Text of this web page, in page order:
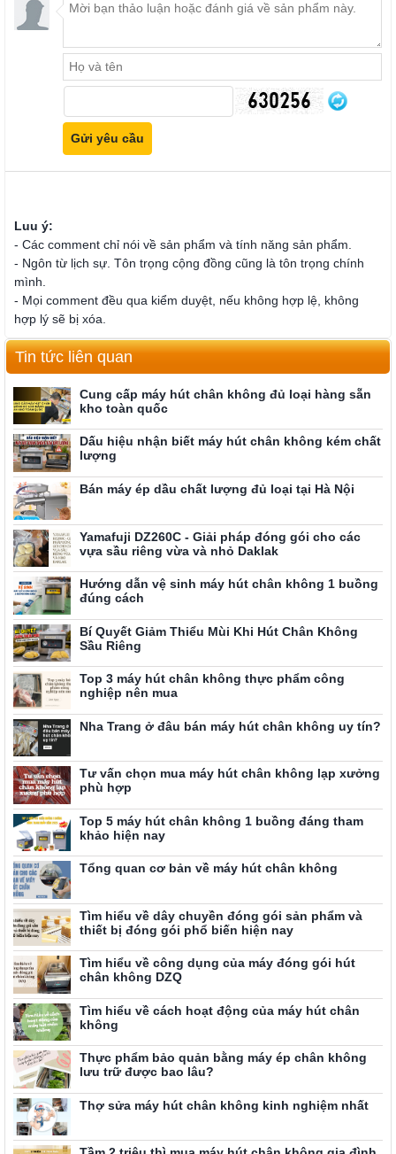
Luu ý:
- Các comment chỉ nói về sản phẩm và tính năng sản phẩm.
- Ngôn từ lịch sự. Tôn trọng cộng đồng cũng là tôn trọng chính
mình.
- Mọi comment đều qua kiểm duyệt, nếu không hợp lệ, không
hợp lý sẽ bị xóa.
Tin tức liên quan
Cung cấp máy hút chân không đủ loại hàng sẵn
kho toàn quốc
Dấu hiệu nhận biết máy hút chân không kém chất
lượng
Bán máy ép dầu chất lượng đủ loại tại Hà Nội
Yamafuji DZ260C - Giải pháp đóng gói cho các
vựa sầu riêng vừa và nhỏ Daklak
Hướng dẫn vệ sinh máy hút chân không 1 buồng
đúng cách
Bí Quyết Giảm Thiểu Mùi Khi Hút Chân Không
Sầu Riêng
Top 3 máy hút chân không thực phẩm công
nghiệp nên mua
Nha Trang ở đâu bán máy hút chân không uy tín?
Tư vấn chọn mua máy hút chân không lạp xưởng
phù hợp
Top 5 máy hút chân không 1 buồng đáng tham
khảo hiện nay
Tổng quan cơ bản về máy hút chân không
Tìm hiểu về dây chuyền đóng gói sản phẩm và
thiết bị đóng gói phổ biến hiện nay
Tìm hiểu về công dụng của máy đóng gói hút
chân không DZQ
Tìm hiểu về cách hoạt động của máy hút chân
không
Thực phẩm bảo quản bằng máy ép chân không
lưu trữ được bao lâu?
Thợ sửa máy hút chân không kinh nghiệm nhất